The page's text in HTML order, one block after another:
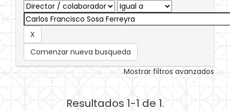
Comenzar nueva busqueda
Mostrar filtros avanzados
Resultados 1-1 de 1.